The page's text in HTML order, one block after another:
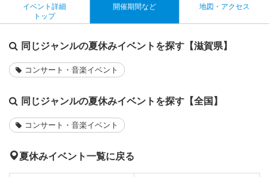
イベント詳細
トップ
開催期間など 地図・アクセス
同じジャンルの夏休みイベントを探す【滋賀県】
コンサート・音楽イベント
同じジャンルの夏休みイベントを探す【全国】
コンサート・音楽イベント
夏休みイベント一覧に戻る